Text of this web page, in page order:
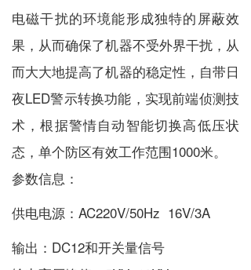
电磁干扰的环境能形成独特的屏蔽效
果，从而确保了机器不受外界干扰，从
而大大地提高了机器的稳定性，自带日
夜LED警示转换功能，实现前端侦测技
术，根据警情自动智能切换高低压状
态，单个防区有效工作范围1000米。
参数信息：
供电电源：AC220V/50Hz 16V/3A
输出：DC12和开关量信号